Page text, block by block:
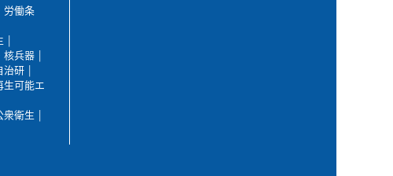
労働条
核兵器
治研
生可能エ
衆衛生